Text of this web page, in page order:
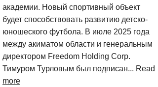
академии. Новый спортивный объект
будет способствовать развитию детско-
юношеского футбола. В июле 2025 года
между акиматом области и генеральным
директором Freedom Holding Corp.
Тимуром Турловым был подписан... Read
more